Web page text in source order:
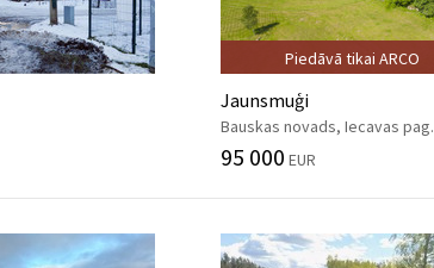
Piedāvā tikai ARCO
Jaunsmuģi
Bauskas novads, Iecavas pag.
95 000 EUR